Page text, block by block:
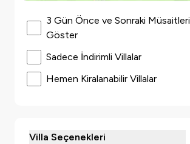
3 Gün Önce ve Sonraki Müsaitleri
Göster
Sadece İndirimli Villalar
Hemen Kiralanabilir Villalar
Villa Seçenekleri